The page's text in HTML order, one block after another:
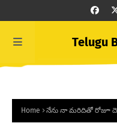
Telugu
Home నేను నా మరిదితో రోజూ